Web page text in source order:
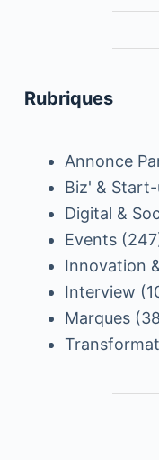
Rubriques
Annonce
Biz' &
Digital &
Events
Innovation
Interview
Marques